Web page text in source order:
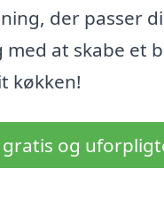
der passer
at skabe et
køkken!
gratis og